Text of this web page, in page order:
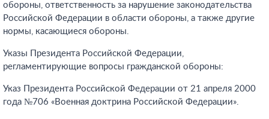
обороны, ответственность за нарушение законодательства
Российской Федерации в области обороны, а также другие
нормы, касающиеся обороны.
Указы Президента Российской Федерации,
регламентирующие вопросы гражданской обороны:
Указ Президента Российской Федерации от 21 апреля 2000
года №706 «Военная доктрина Российской Федерации».